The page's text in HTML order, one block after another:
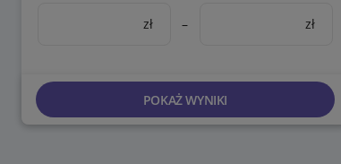
zł – zł
POKAŻ WYNIKI